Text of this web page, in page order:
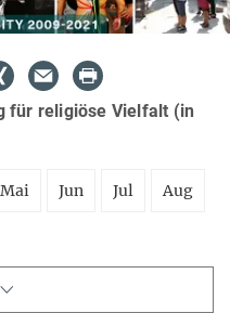
für religiöse Vielfalt (in
Mai Jun Jul Aug